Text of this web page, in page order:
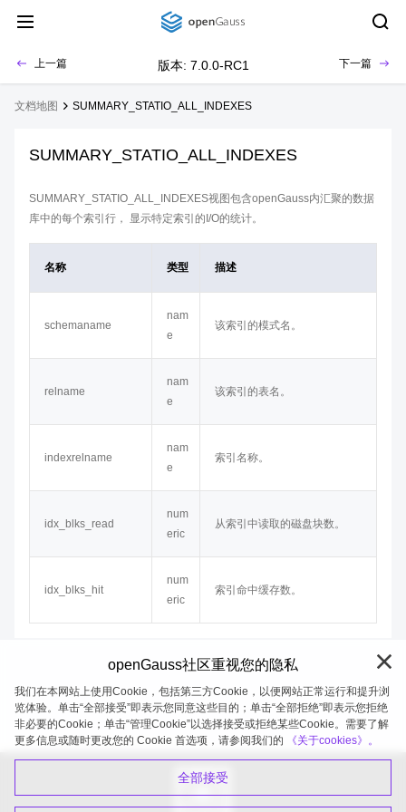
上一篇 版本: 7.0.0-RC1 下一篇
文档地图 SUMMARY_STATIO_ALL_INDEXES
SUMMARY_STATIO_ALL_INDEXES
SUMMARY_STATIO_ALL_INDEXES视图包含openGauss内汇聚的数据
库中的每个索引行， 显示特定索引的I/O的统计。
名称 类型 描述
schemaname
nam
e
该索引的模式名。
relname
nam
e
该索引的表名。
indexrelname
nam
e
索引名称。
idx_blks_read
num
eric
从索引中读取的磁盘块数。
idx_blks_hit
num
eric
索引命中缓存数。
openGauss 2026-08-06 20:05:29
openGauss社区重视您的隐私
我们在本网站上使用Cookie，包括第三方Cookie，以便网站正常运行和提升浏
览体验。单击“全部接受”即表示您同意这些目的；单击“全部拒绝”即表示您拒绝
非必要的Cookie；单击“管理Cookie”以选择接受或拒绝某些Cookie。需要了解
更多信息或随时更改您的 Cookie 首选项，请参阅我们的
《关于cookies》。
全部接受